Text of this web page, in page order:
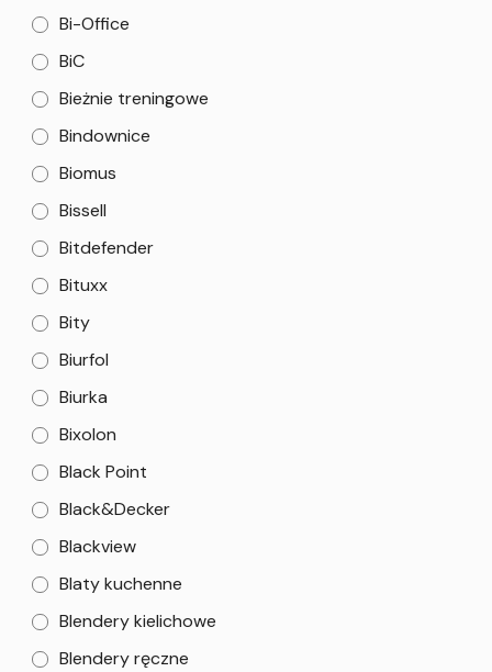
Bi-Office
BiC
Bieżnie treningowe
Bindownice
Biomus
Bissell
Bitdefender
Bituxx
Bity
Biurfol
Biurka
Bixolon
Black Point
Black&Decker
Blackview
Blaty kuchenne
Blendery kielichowe
Blendery ręczne